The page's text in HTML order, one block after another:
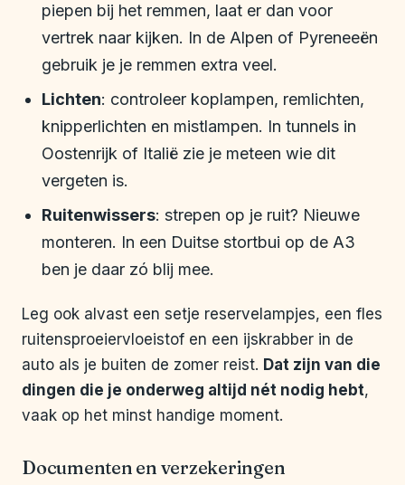
piepen bij het remmen, laat er dan voor
vertrek naar kijken. In de Alpen of Pyreneeën
gebruik je je remmen extra veel.
Lichten: controleer koplampen, remlichten,
knipperlichten en mistlampen. In tunnels in
Oostenrijk of Italië zie je meteen wie dit
vergeten is.
Ruitenwissers: strepen op je ruit? Nieuwe
monteren. In een Duitse stortbui op de A3
ben je daar zó blij mee.
Leg ook alvast een setje reservelampjes, een fles
ruitensproeiervloeistof en een ijskrabber in de
auto als je buiten de zomer reist. Dat zijn van die
dingen die je onderweg altijd nét nodig hebt,
vaak op het minst handige moment.
Documenten en verzekeringen